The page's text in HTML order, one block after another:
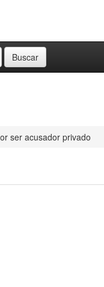
ser acusador privado